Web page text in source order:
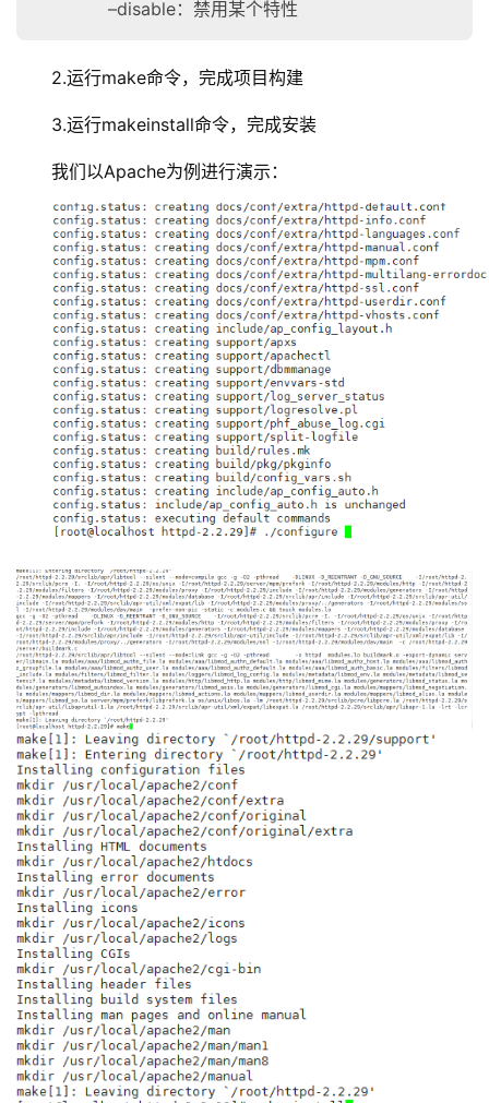
–disable：禁用某个特性
2.运行make命令，完成项目构建
3.运行makeinstall命令，完成安装
我们以Apache为例进行演示：